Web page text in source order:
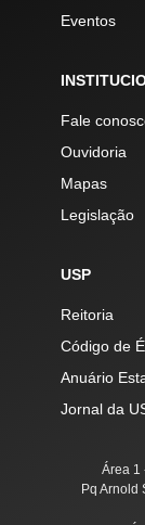
Eventos
Fale
Ouvidoria
Mapas
Legislação
USP
Reitoria
Código de
Anuário
Jornal da
Área 1
Pq Arnold